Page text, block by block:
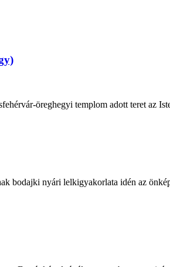
öreghegyi templom adott teret az
bodajki nyári lelkigyakorlata idén az